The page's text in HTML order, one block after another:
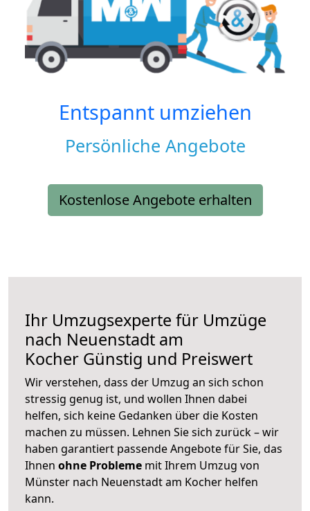
Entspannt umziehen
Persönliche Angebote
Kostenlose Angebote erhalten
Ihr Umzugsexperte für Umzüge
nach Neuenstadt am
Kocher Günstig und Preiswert
Wir verstehen, dass der Umzug an sich schon
stressig genug ist, und wollen Ihnen dabei
helfen, sich keine Gedanken über die Kosten
machen zu müssen. Lehnen Sie sich zurück – wir
haben garantiert passende Angebote für Sie, das
Ihnen ohne Probleme mit Ihrem Umzug von
Münster nach Neuenstadt am Kocher helfen
kann.